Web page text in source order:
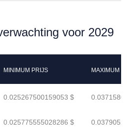
voor 2029
MINIMUM PRIJS MAXIMUM
0.025267500159053 $
0.025775555028286 $